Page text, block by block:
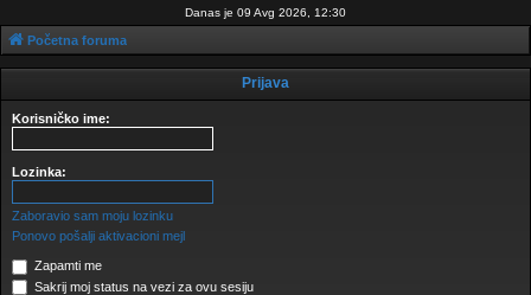
Danas je 09 Avg 2026, 12:30
Početna foruma
Prijava
Korisničko ime:
Lozinka:
Zaboravio sam moju lozinku
Ponovo pošalji aktivacioni mejl
Zapamti me
Sakrij moj status na vezi za ovu sesiju